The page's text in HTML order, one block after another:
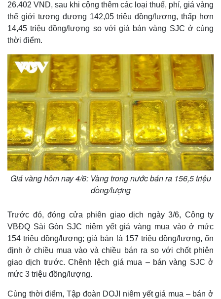
Thế giới
Quan sát
Cuộc sống đó đây
Multimedia
Video
Infographic
26.402 VND, sau khi cộng thêm các loại thuế, phí, giá vàng
thế giới tương đương 142,05 triệu đồng/lượng, thấp hơn
14,45 triệu đồng/lượng so với giá bán vàng SJC ở cùng
thời điểm.
Giá vàng hôm nay 4/6: Vàng trong nước bán ra 156,5 triệu
đồng/lượng
Trước đó, đóng cửa phiên giao dịch ngày 3/6, Công ty
VBĐQ Sài Gòn SJC niêm yết giá vàng mua vào ở mức
154 triệu đồng/lượng; giá bán là 157 triệu đồng/lượng, ổn
định ở chiều mua vào và chiều bán ra so với chốt phiên
giao dịch trước. Chênh lệch giá mua – bán vàng SJC ở
mức 3 triệu đồng/lượng.
Cùng thời điểm, Tập đoàn DOJI niêm yết giá mua – bán ở